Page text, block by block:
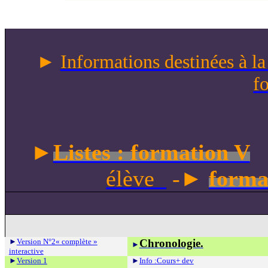
► Informations destinées à
►Listes : formation V
élève
-►
► Version N°2« complète »
interactive
► Chronologie.
► Version 1 ► Info :Cours+ dev